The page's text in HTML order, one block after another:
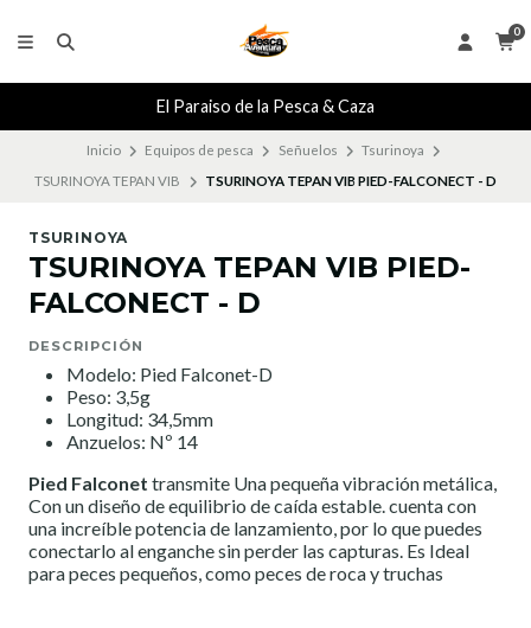
0
El Paraiso de la Pesca & Caza
Inicio Equipos de pesca Señuelos
Tsurinoya
TSURINOYA TEPAN VIB
TSURINOYA TEPAN VIB PIED-FALCONECT - D
TSURINOYA
TSURINOYA TEPAN VIB PIED-
FALCONECT - D
DESCRIPCIÓN
Modelo: Pied Falconet-D
Peso: 3,5g
Longitud: 34,5mm
Anzuelos: Nº 14
Pied Falconet transmite Una pequeña vibración metálica,
Con un diseño de equilibrio de caída estable. cuenta con
una increíble potencia de lanzamiento, por lo que puedes
conectarlo al enganche sin perder las capturas. Es Ideal
para peces pequeños, como peces de roca y truchas